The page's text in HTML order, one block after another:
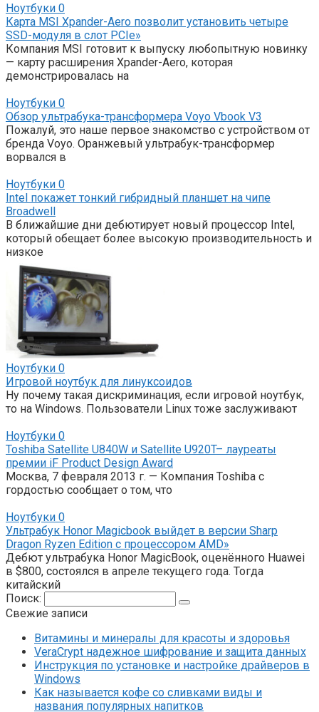
Ноутбуки 0
Карта MSI Xpander-Aero позволит установить четыре
SSD-модуля в слот PCIe»
Компания MSI готовит к выпуску любопытную новинку
— карту расширения Xpander-Aero, которая
демонстрировалась на
Ноутбуки 0
Обзор ультрабука-трансформера Voyo Vbook V3
Пожалуй, это наше первое знакомство с устройством от
бренда Voyo. Оранжевый ультрабук-трансформер
ворвался в
Ноутбуки 0
Intel покажет тонкий гибридный планшет на чипе
Broadwell
В ближайшие дни дебютирует новый процессор Intel,
который обещает более высокую производительность и
низкое
Ноутбуки 0
Игровой ноутбук для линуксоидов
Ну почему такая дискриминация, если игровой ноутбук,
то на Windows. Пользователи Linux тоже заслуживают
Ноутбуки 0
Toshiba Satellite U840W и Satellite U920T– лауреаты
премии iF Product Design Award
Москва, 7 февраля 2013 г. — Компания Toshiba с
гордостью сообщает о том, что
Ноутбуки 0
Ультрабук Honor Magicbook выйдет в версии Sharp
Dragon Ryzen Edition с процессором AMD»
Дебют ультрабука Honor MagicBook, оценённого Huawei
в $800, состоялся в апреле текущего года. Тогда
китайский
Поиск:
Свежие записи
Витамины и минералы для красоты и здоровья
VeraCrypt надежное шифрование и защита данных
Инструкция по установке и настройке драйверов в
Windows
Как называется кофе со сливками виды и
названия популярных напитков